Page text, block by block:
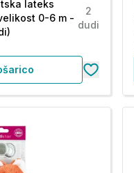
lateks
0-6 m -
2
dudi